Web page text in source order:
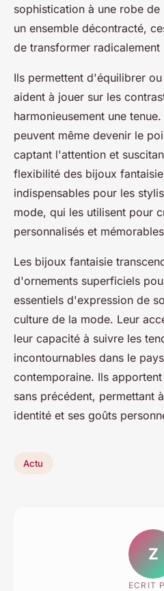
sophistication à une robe
un ensemble décontracté,
de transformer radicalement
Ils permettent d'équilibrer
aident à jouer sur les
harmonieusement une
peuvent même devenir le
captant l'attention et
flexibilité des bijoux
indispensables pour les
mode, qui les utilisent pour
personnalisés et
Les bijoux fantaisie
d'ornements superficiels
essentiels d'expression de
culture de la mode. Leur
leur capacité à suivre les
incontournables dans le
contemporaine. Ils
sans précédent, permettant
identité et ses goûts
Actu
Z
ECRIT